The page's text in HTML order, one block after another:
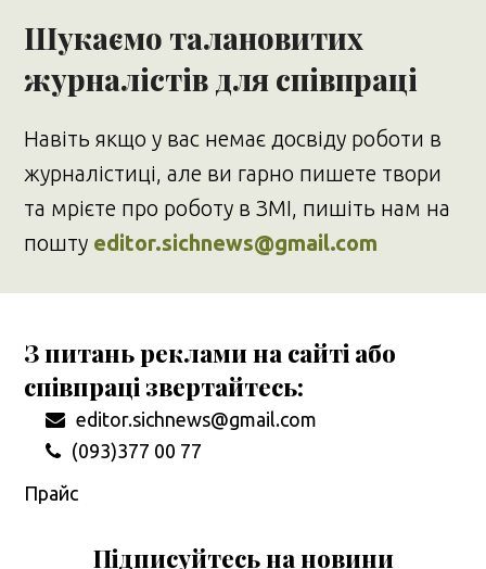
Шукаємо талановитих
журналістів для співпраці
Навіть якщо у вас немає досвіду роботи в
журналістиці, але ви гарно пишете твори
та мрієте про роботу в ЗМІ, пишіть нам на
пошту editor.sichnews@gmail.com
З питань реклами на сайті або
співпраці звертайтесь:
editor.sichnews@gmail.com
(093)377 00 77
Прайс
Підписуйтесь на новини